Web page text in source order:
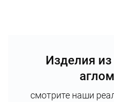
Изделия
смотрите наши